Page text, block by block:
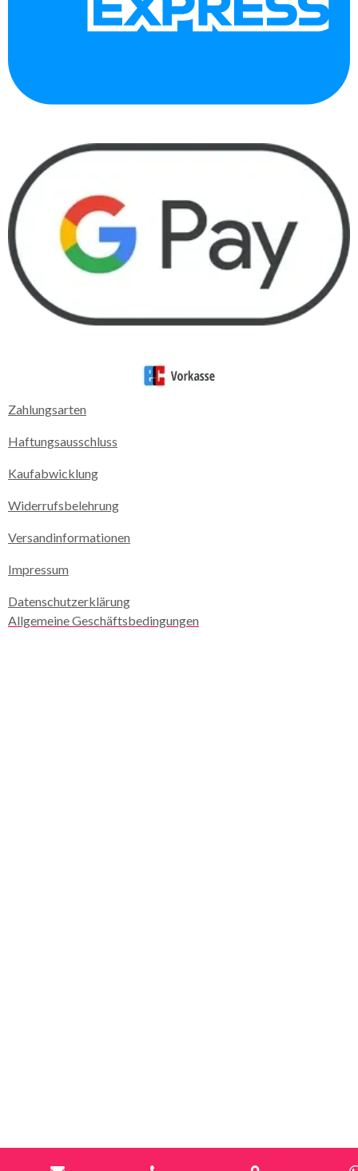
Zahlungsarten
Haftungsausschluss
Kaufabwicklung
Widerrufsbelehrung
Versandinformationen
Impressum
Datenschutzerklärung
Allgemeine Geschäftsbedingungen